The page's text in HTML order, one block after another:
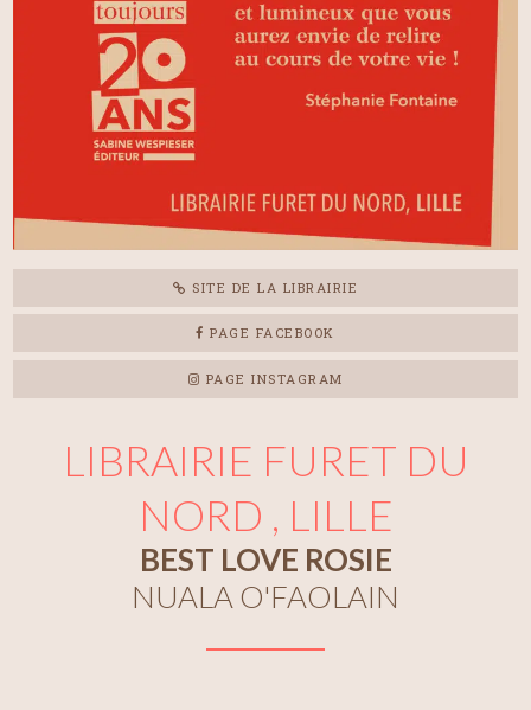
SITE DE LA LIBRAIRIE
PAGE FACEBOOK
PAGE INSTAGRAM
LIBRAIRIE FURET DU
NORD , LILLE
BEST LOVE ROSIE
NUALA O'FAOLAIN